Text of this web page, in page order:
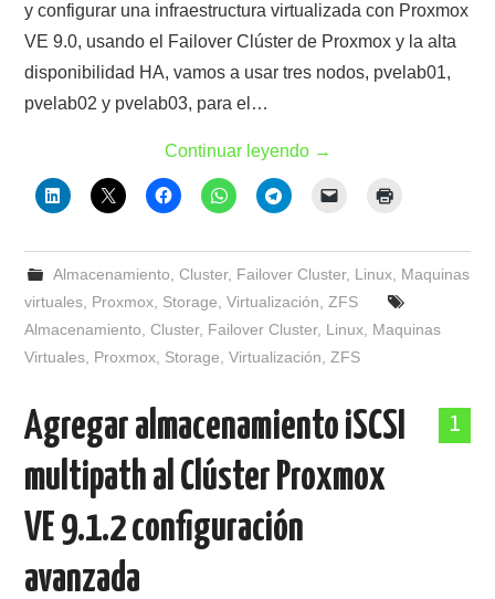
y configurar una infraestructura virtualizada con Proxmox
VE 9.0, usando el Failover Clúster de Proxmox y la alta
disponibilidad HA, vamos a usar tres nodos, pvelab01,
pvelab02 y pvelab03, para el…
Continuar leyendo →
Almacenamiento Cluster, Failover Cluster, Linux, Maquinas
virtuales Proxmox Storage ,Virtualización
ZFS
Almacenamiento ,Cluster, Failover Cluster, Linux Maquinas
Virtuales Proxmox Storage ,Virtualización ZFS
1
Agregar almacenamiento iSCSI
multipath al Clúster Proxmox
VE 9.1.2 configuración
avanzada